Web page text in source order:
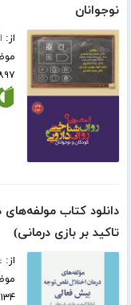
نوجوانان
از:
۸۹۷
دانلود کتاب
تاکید بر بازی درمانی)
از:
۱۳۴ صفحه